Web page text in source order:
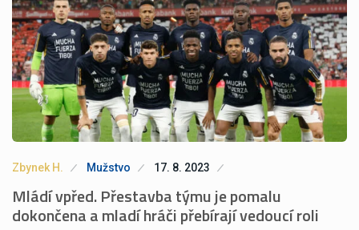
Zbynek H. Mužstvo 17. 8. 2023
Mládí vpřed. Přestavba týmu je pomalu
dokončena a mladí hráči přebírají vedoucí roli